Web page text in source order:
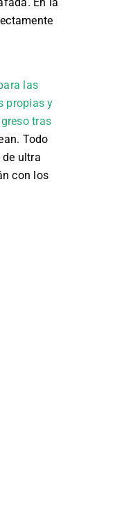
las
propias y
tras
Todo
ultra
con los